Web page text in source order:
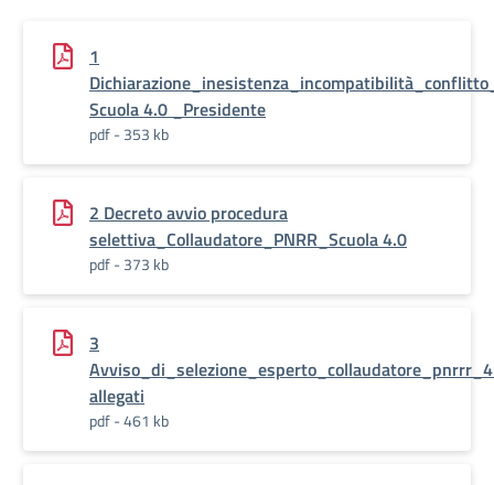
1
Scuola 4.0 _Presidente
pdf - 353 kb
2 Decreto avvio procedura
selettiva_Collaudatore_PNRR_Scuola 4.0
pdf - 373 kb
3
allegati
pdf - 461 kb